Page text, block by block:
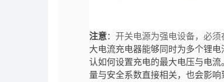
注意： 开关电源为强电设备，必须
大电流充电器能够同时为多个锂
认如何设置充电的最大电压与电
量与安全系数直接相关，也会影响